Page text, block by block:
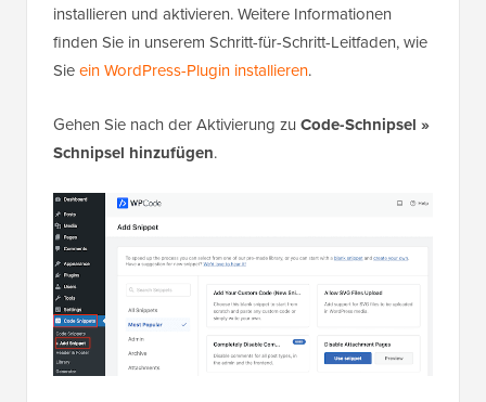
installieren und aktivieren. Weitere Informationen
finden Sie in unserem Schritt-für-Schritt-Leitfaden, wie
Sieein WordPress-Plugin installieren.
Gehen Sie nach der Aktivierung zu Code-Schnipsel »
Schnipsel hinzufügen.